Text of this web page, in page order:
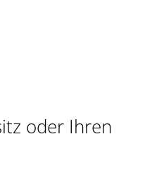
oder Ihren